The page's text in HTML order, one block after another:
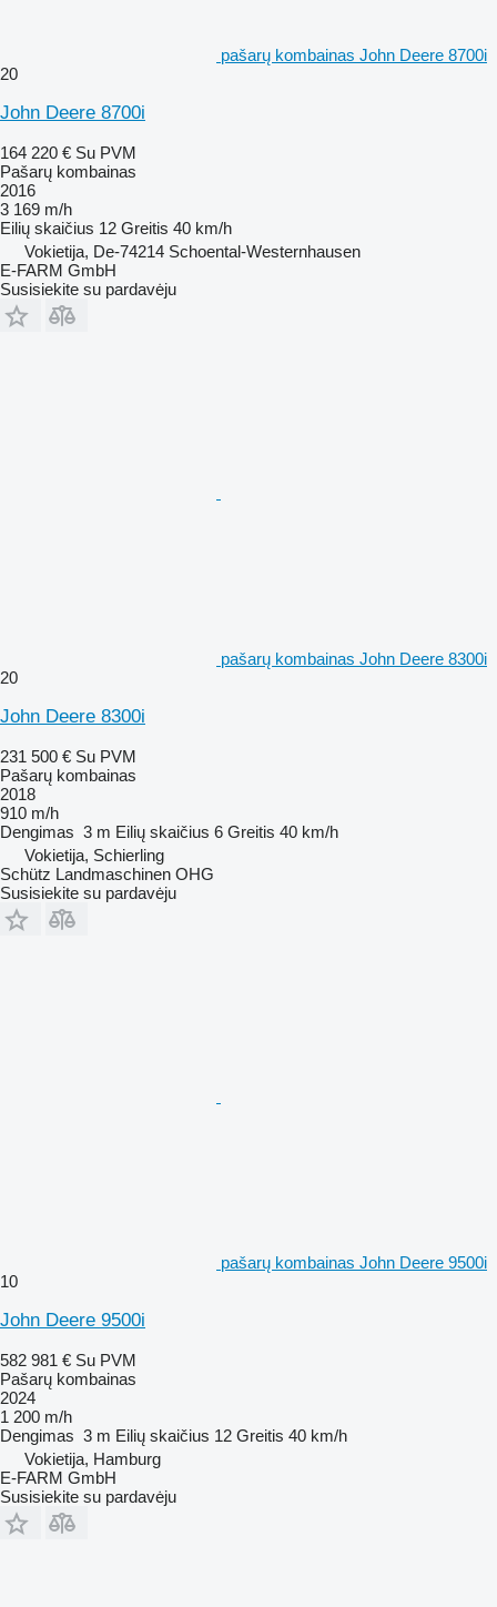
pašarų kombainas John Deere 8700i
20
John Deere 8700i
164 220 € Su PVM
Pašarų kombainas
2016
3 169 m/h
Eilių skaičius 12 Greitis 40 km/h
Vokietija, De-74214 Schoental-Westernhausen
E-FARM GmbH
Susisiekite su pardavėju
pašarų kombainas John Deere 8300i
20
John Deere 8300i
231 500 € Su PVM
Pašarų kombainas
2018
910 m/h
Dengimas 3 m Eilių skaičius 6 Greitis 40 km/h
Vokietija, Schierling
Schütz Landmaschinen OHG
Susisiekite su pardavėju
pašarų kombainas John Deere 9500i
10
John Deere 9500i
582 981 € Su PVM
Pašarų kombainas
2024
1 200 m/h
Dengimas 3 m Eilių skaičius 12 Greitis 40 km/h
Vokietija, Hamburg
E-FARM GmbH
Susisiekite su pardavėju